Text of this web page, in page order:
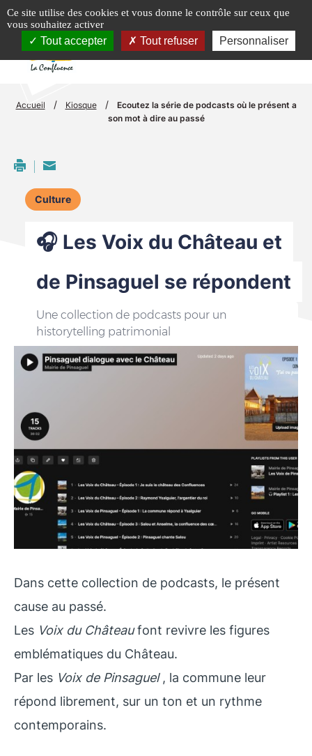
menu
Accueil / Kiosque /
Ecoutez la série de podcasts où le présent a
son mot à dire au passé
Culture
🎧 Les Voix du Château et
de Pinsaguel se répondent
Une collection de podcasts pour un
historytelling patrimonial
Dans cette collection de podcasts, le présent
cause au passé.
Les Voix du Châteaufont revivre les figures
emblématiques du Château.
Par les Voix de Pinsaguel, la commune leur
répond librement, sur un ton et un rythme
contemporains.
Ce site utilise des cookies et vous donne le contrôle sur ceux que
vous souhaitez activer
Tout accepter Tout refuser Personnaliser